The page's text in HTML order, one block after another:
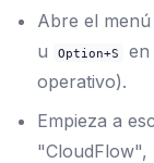
Abre el
u
Option+S en
operativo).
Empieza a
"CloudFlow",